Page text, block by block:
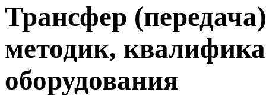
Трансфер
методик,
оборудования